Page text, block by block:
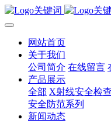
网站首页
关于我们
公司简介 在线留言
产品展示
全部 X射线安全检
安全防范系列
新闻动态